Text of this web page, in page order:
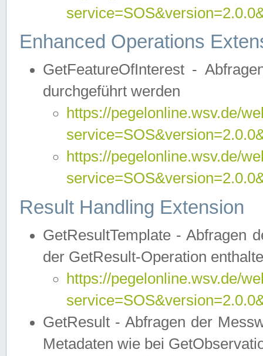
Enhanced Operations
GetFeatureOfInterest -
durchgeführt werden
https://pegelonline.wsv.de/
https://pegelonline.wsv.de/
Result Handling Extension
GetResultTemplate - Abfragen
der GetResult-Operation
https://pegelonline.wsv.de/
GetResult - Abfragen der
Metadaten wie bei